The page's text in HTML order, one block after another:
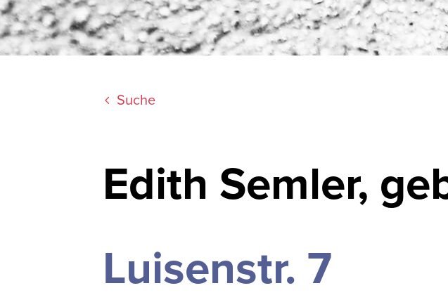
Suche
Edith Semler,
Luisenstr. 7